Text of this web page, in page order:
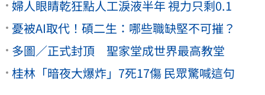
婦人眼睛乾狂點人工淚液半年 視力只剩0.1
憂被AI取代！碩二生：哪些職缺堅不可摧？
多圖／正式封頂 聖家堂成世界最高教堂
桂林「暗夜大爆炸」7死17傷 民眾驚喊這句